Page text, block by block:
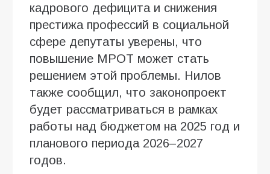
кадрового дефицита и снижения
престижа профессий в социальной
сфере депутаты уверены, что
повышение МРОТ может стать
решением этой проблемы. Нилов
также сообщил, что законопроект
будет рассматриваться в рамках
работы над бюджетом на 2025 год и
планового периода 2026–2027
годов.